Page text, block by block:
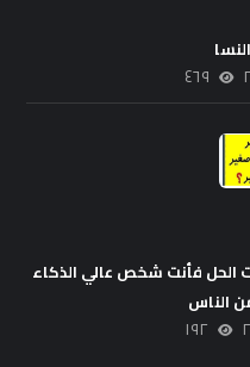
٤٦٩
الحل فأنت شخص عالي الذكاء
١٩٢